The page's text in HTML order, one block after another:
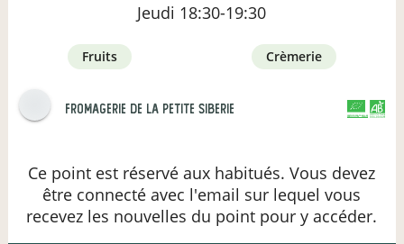
Jeudi 18:30-19:30
fruits crèmerie
Fromagerie de la Petite Siberie CERTIFIÉ PAR FR-BIO-09
AGRICULTURE FRANCE
Ce point est réservé aux habitués. Vous devez
être connecté avec l'email sur lequel vous
recevez les nouvelles du point pour y accéder.